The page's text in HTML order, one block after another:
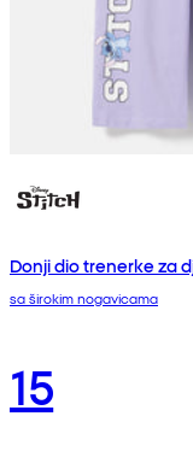
Donji dio trenerke za
sa širokim nogavicama
15